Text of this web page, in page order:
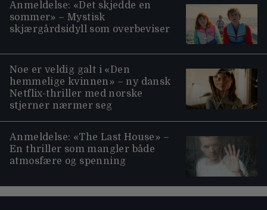
Anmeldelse: «Det skjedde en
sommer» – Mystisk
skjærgårdsidyll som overbeviser
Noe er veldig galt i «Den
hemmelige kvinnen» – ny dansk
Netflix-thriller med norske
stjerner nærmer seg
Anmeldelse: «The Last House» –
En thriller som mangler både
atmosfære og spenning